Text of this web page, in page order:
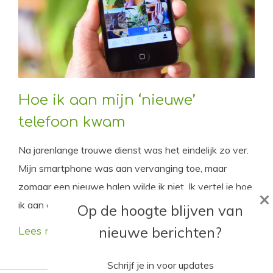
Hoe ik aan mijn ‘nieuwe’
telefoon kwam
Na jarenlange trouwe dienst was het eindelijk zo ver.
Mijn smartphone was aan vervanging toe, maar
zomaar een nieuwe halen wilde ik niet. Ik vertel je hoe
ik aan een ‘nieuwe’ kwam.
Lees meer
Op de hoogte blijven van
nieuwe berichten?
Schrijf je in voor updates
×